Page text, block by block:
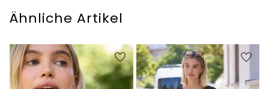
Ähnliche Artikel